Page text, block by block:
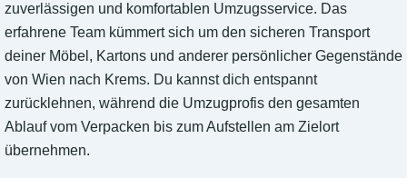
zuverlässigen und komfortablen Umzugsservice. Das
erfahrene Team kümmert sich um den sicheren Transport
deiner Möbel, Kartons und anderer persönlicher Gegenstände
von Wien nach Krems. Du kannst dich entspannt
zurücklehnen, während die Umzugprofis den gesamten
Ablauf vom Verpacken bis zum Aufstellen am Zielort
übernehmen.